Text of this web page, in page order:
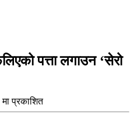
पत्ता लगाउन ‘सेरो
प्रकाशित